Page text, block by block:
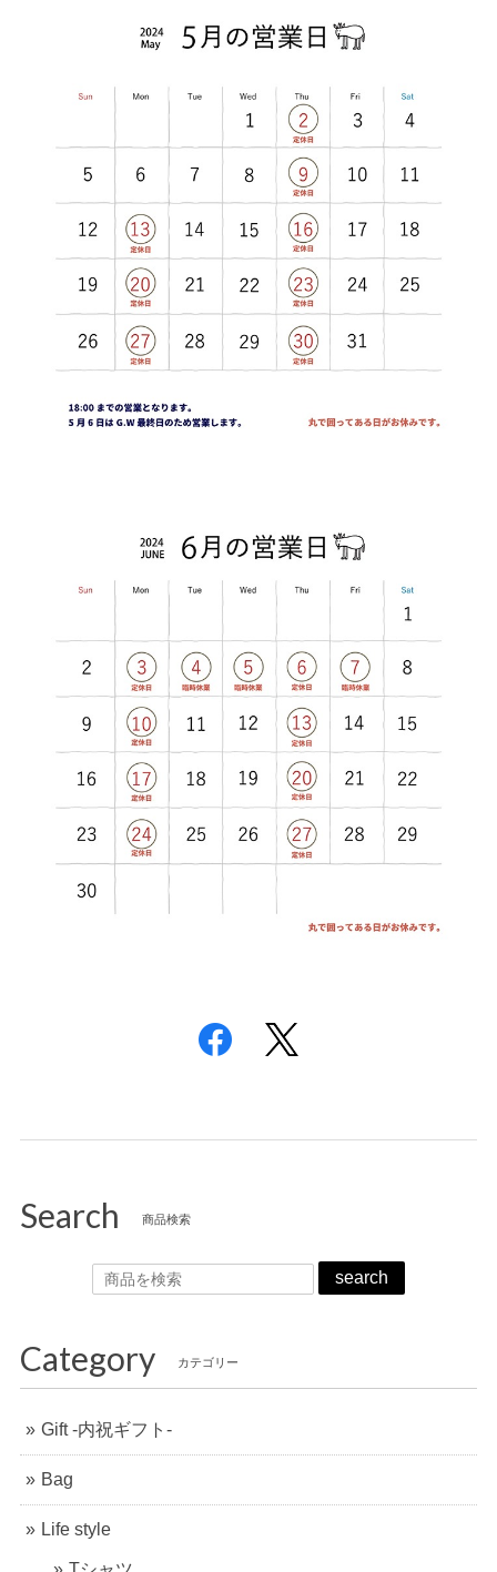
Search 商品検索
search
Category カテゴリー
Gift -内祝ギフト-
Bag
Life style